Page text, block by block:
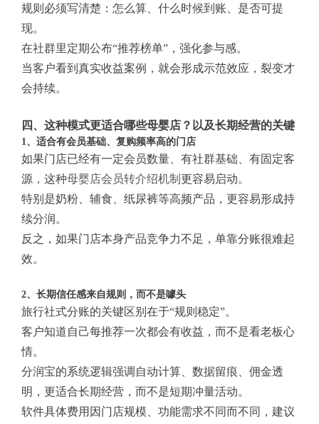
规则必须写清楚：怎么算、什么时候到账、是否可提
现。
在社群里定期公布“推荐榜单”，强化参与感。
当客户看到真实收益案例，就会形成示范效应，裂变才
会持续。
四、这种模式更适合哪些母婴店？以及长期经营的关键
1、适合有会员基础、复购频率高的门店
如果门店已经有一定会员数量、有社群基础、有固定客
源，这种母婴店会员转介绍机制 更容易启动。
特别是奶粉、辅食、纸尿裤等高频产品，更容易形成持
续分润。
反之，如果门店本身产品竞争力不足，单靠分账很难起
效。
2、长期信任感来自规则，而不是噱头
旅行社式分账的关键区别在于“规则稳定”。
客户知道自己每推荐一次都会有收益，而不是看老板心
情。
分润宝的系统逻辑强调自动计算、数据留痕、佣金透
明，更适合长期经营，而不是短期冲量活动。
软件具体费用因门店规模、功能需求不同而不同，建议